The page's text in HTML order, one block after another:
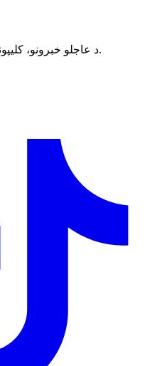
د عاجلو خبرونو، کلیپونو او تازه معلوماتو رسمي چینلونه.